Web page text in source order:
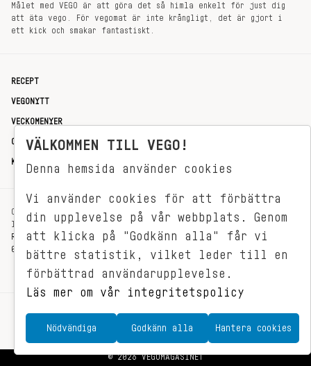
Målet med VEGO är att göra det så himla enkelt för just dig
att äta vego. För vegomat är inte krångligt, det är gjort i
ett kick och smakar fantastiskt.
RECEPT
VEGONYTT
VECKOMENYER
OM OSS
KONTAKT
OXENSTIERNSGATAN 33
114 27 STOCKHOLM
REDAKTIONEN@VEGOMAGASINET.SE
08-799 62 01
© 2026 VEGOMAGASINET
VÄLKOMMEN TILL VEGO!
Denna hemsida använder cookies
Vi använder cookies för att förbättra
din upplevelse på vår webbplats. Genom
att klicka på "Godkänn alla" får vi
bättre statistik, vilket leder till en
förbättrad användarupplevelse.
Läs mer om vår integritetspolicy
Nödvändiga Godkänn alla Hantera cookies